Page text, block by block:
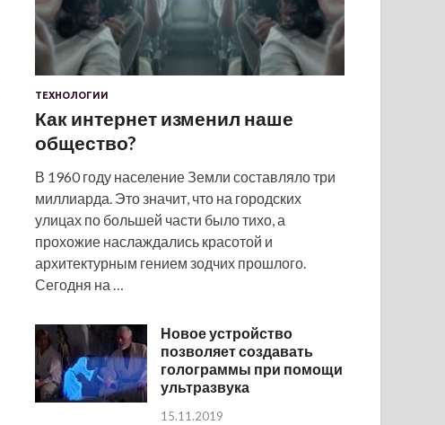
ТЕХНОЛОГИИ
Как интернет изменил наше
общество?
В 1960 году население Земли составляло три
миллиарда. Это значит, что на городских
улицах по большей части было тихо, а
прохожие наслаждались красотой и
архитектурным гением зодчих прошлого.
Сегодня на …
Новое устройство
позволяет создавать
голограммы при помощи
ультразвука
15.11.2019